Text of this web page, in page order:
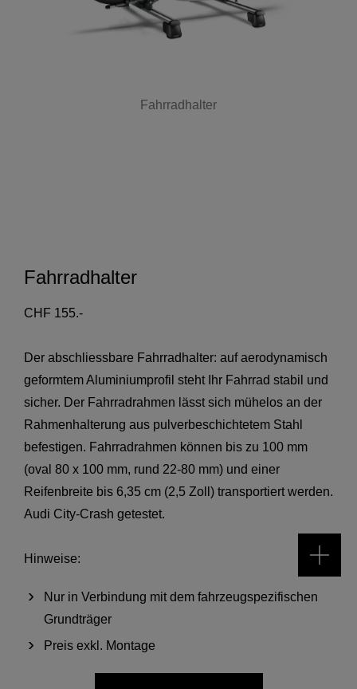
Fahrradhalter
Fahrradhalter
CHF 155.-
Der abschliessbare Fahrradhalter: auf aerodynamisch
geformtem Aluminiumprofil steht Ihr Fahrrad stabil und
sicher. Der Fahrradrahmen lässt sich mühelos an der
Rahmenhalterung aus pulverbeschichtetem Stahl
befestigen. Fahrradrahmen können bis zu 100 mm
(oval 80 x 100 mm, rund 22-80 mm) und einer
Reifenbreite bis 6,35 cm (2,5 Zoll) transportiert werden.
Audi City-Crash getestet.
Hinweise:
Nur in Verbindung mit dem fahrzeugspezifischen
Grundträger
Preis exkl. Montage